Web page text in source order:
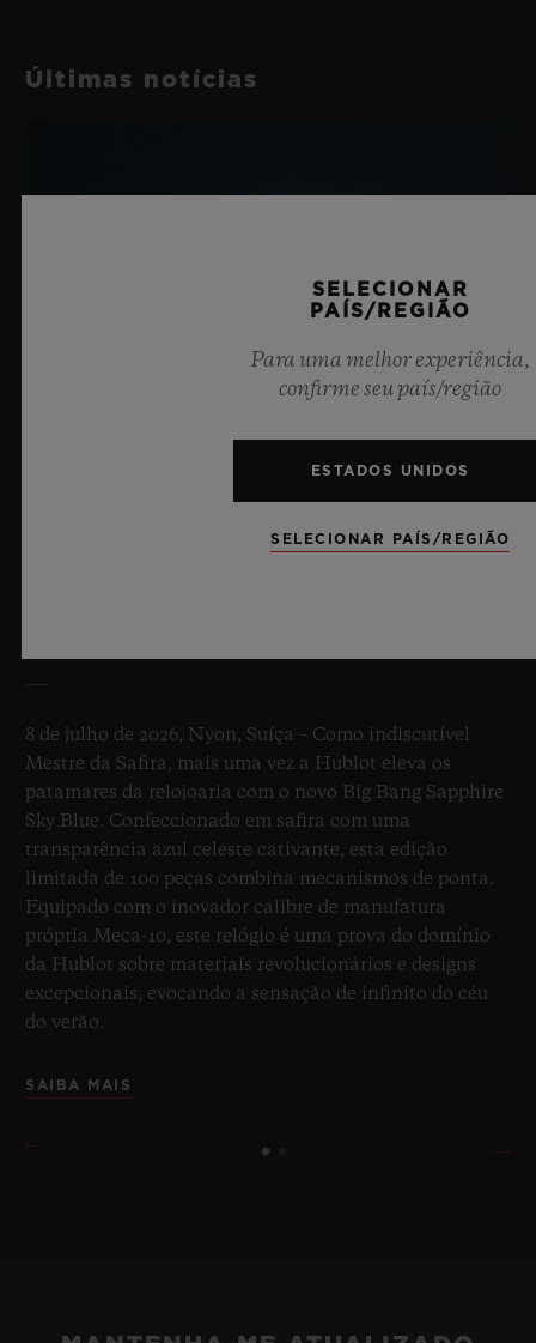
Últimas notícias
8 de julho de 2026, Nyon, Suíça – Como indiscutível
Mestre da Safira, mais uma vez a Hublot eleva os
patamares da relojoaria com o novo Big Bang Sapphire
Sky Blue. Confeccionado em safira com uma
transparência azul celeste cativante, esta edição
limitada de 100 peças combina mecanismos de ponta.
Equipado com o inovador calibre de manufatura
própria Meca-10, este relógio é uma prova do domínio
da Hublot sobre materiais revolucionários e designs
excepcionais, evocando a sensação de infinito do céu
do verão.
SAIBA MAIS
SELECIONAR
PAÍS/REGIÃO
Para uma melhor experiência,
confirme seu país/região
ESTADOS UNIDOS
SELECIONAR PAÍS/REGIÃO